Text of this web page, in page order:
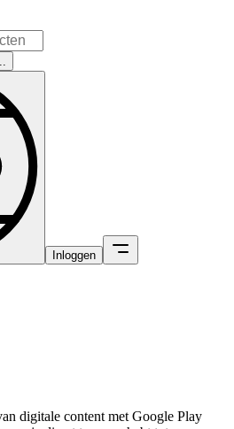
Inloggen
digitale content met Google Play